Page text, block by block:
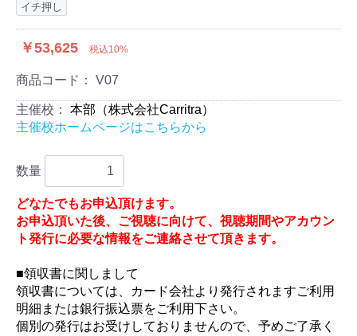
イチ押し
￥53,625 税込10%
商品コード： V07
主催校： 本部（株式会社Carritra）
主催校ホームページはこちらから
数量
どなたでもお申込頂けます。
お申込頂いた後、ご視聴に向けて、視聴期間やアカウン
ト発行に必要な情報をご連絡させて頂きます。
■領収書に関しまして
領収書については、カード会社より発行されますご利用
明細または銀行振込票をご利用下さい。
個別の発行はお受けしておりませんので、予めご了承く